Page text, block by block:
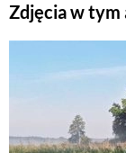
Zdjęcia w